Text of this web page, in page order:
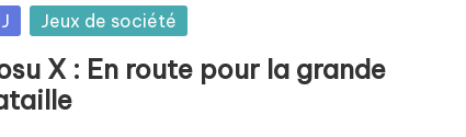
Jeux de société
X : En route pour la grande